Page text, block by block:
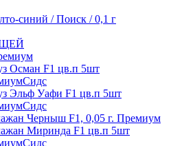
синий / Поиск / 0,1 г
Осман F1 цв.п 5шт
Эльф Уафи F1 цв.п 5шт
Черныш F1, 0,05 г. Премиум
Миринда F1 цв.п 5шт